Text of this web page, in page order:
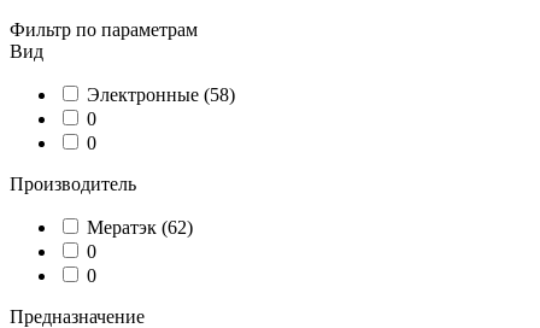
Фильтр по параметрам
Вид
Электронные (58)
0
0
Производитель
Мератэк (62)
0
0
Предназначение